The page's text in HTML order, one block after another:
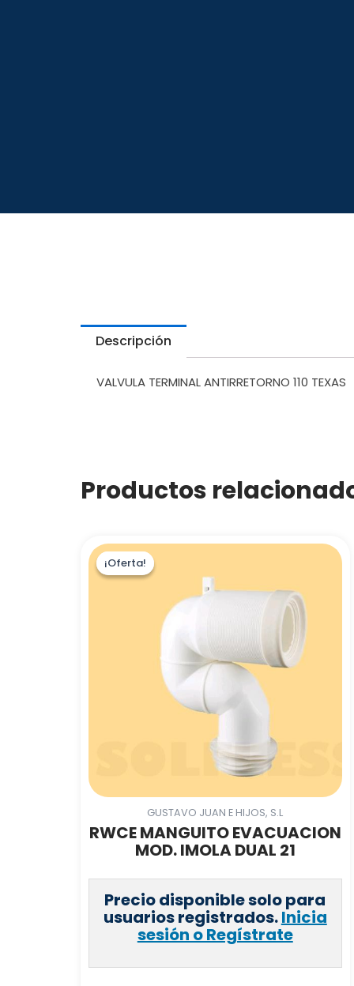
Descripción
VALVULA TERMINAL ANTIRRETORNO 110 TEXAS
Productos
¡Oferta!
¡Oferta!
GUSTAVO JUAN E HIJOS, S.L
RWCE MANGUITO EVACUACION
MOD. IMOLA DUAL 21
Precio disponible solo para
usuarios registrados.Inicia
sesión o Regístrate